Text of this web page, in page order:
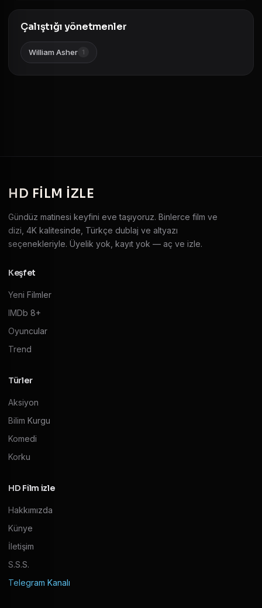
Çalıştığı yönetmenler
William Asher 1
HD FILM IZLE
Gündüz matinesi keyfini eve taşıyoruz. Binlerce film ve
dizi, 4K kalitesinde, Türkçe dublaj ve altyazı
seçenekleriyle. Üyelik yok, kayıt yok — aç ve izle.
Keşfet
Yeni Filmler
IMDb 8+
Oyuncular
Trend
Türler
Aksiyon
Bilim Kurgu
Komedi
Korku
HD Film izle
Hakkımızda
Künye
İletişim
S.S.S.
Telegram Kanalı